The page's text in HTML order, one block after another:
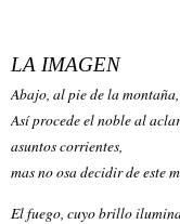
LA IMAGEN
Abajo, al pie de la
Así procede el noble al
asuntos corrientes,
mas no osa decidir de este
El fuego, cuyo brillo